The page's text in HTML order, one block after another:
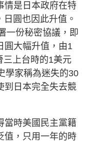
情是日本政府在特
圓也因此升值。
一份秘密協議，即
圓大幅升值，由1
三上台時的1美元
學家稱為迷失的30
到日本完全失去競
當時美國民主黨籍
值，只用一年的時